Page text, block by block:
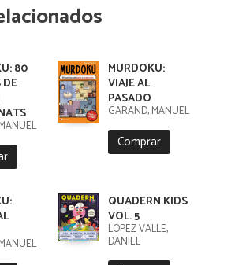
80
DE
MURDOKU:
VIAJE AL
PASADO
GARAND, MANUEL
Comprar
QUADERN KIDS
VOL. 5
LÓPEZ VALLE,
DANIEL